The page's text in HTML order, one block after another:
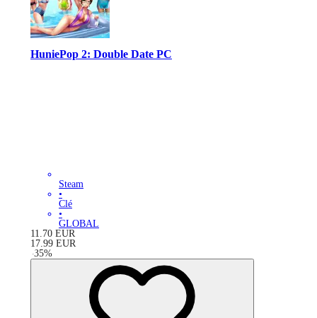
HuniePop 2: Double Date PC
Steam
•
Clé
•
GLOBAL
11.70 EUR
17.99 EUR
-35%